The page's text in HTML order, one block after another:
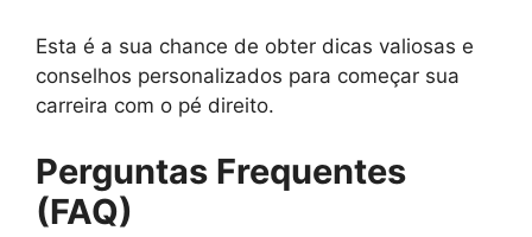
Esta é a sua chance de obter dicas valiosas e
conselhos personalizados para começar sua
carreira com o pé direito.
Perguntas Frequentes
(FAQ)